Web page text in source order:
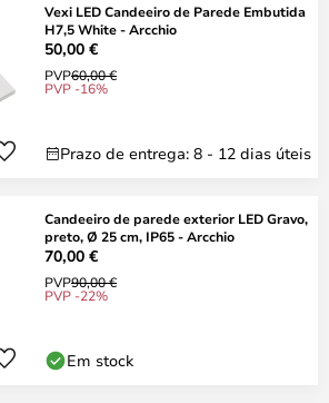
Vexi LED Candeeiro de Parede Embutida
H7,5 White - Arcchio
50,00 €
PVP60,00 €
PVP -16%
Prazo de entrega: 8 - 12 dias úteis
Candeeiro de parede exterior LED Gravo,
preto, Ø 25 cm, IP65 - Arcchio
70,00 €
PVP90,00 €
PVP -22%
Em stock